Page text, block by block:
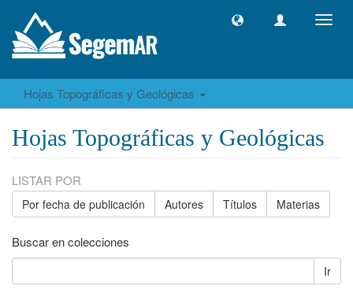
Hojas Topográficas y Geológicas
Hojas Topográficas y Geológicas
LISTAR POR
Por fecha de publicación Autores Títulos Materias
Buscar en colecciones
Ir